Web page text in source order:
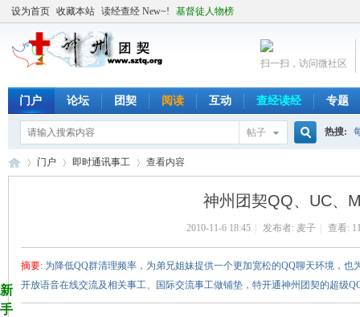
设为首页 收藏本站 读经查经 New~! 基督徒人物榜
扫一扫，访问微社区
门户 论坛 团契 阅读 互动 查经读经 专题
帖子
索
热搜:
门户 即时通讯事工 查看内容
神州团契QQ、UC、
2010-11-6 18:45 发布者: 麦子 查看:
摘要: 为降低QQ群清理频率，为弟兄姐妹提供一个更加宽松的QQ聊天环境，
开放语音在线交流及相关事工、国际交流事工做铺垫，特开通神州团契的超级
新
手